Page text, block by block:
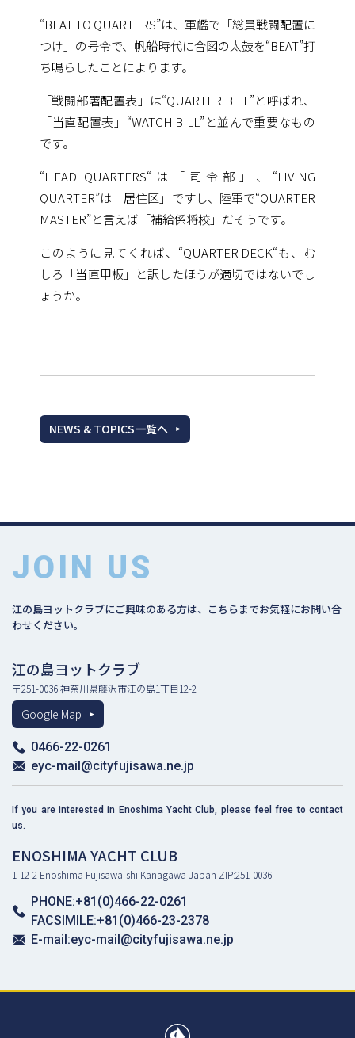
“BEAT TO QUARTERS”は、軍艦で「総員戦闘配置に
つけ」の号令で、帆船時代に合図の太鼓を“BEAT”打
ち鳴らしたことによります。
「戦闘部署配置表」は“QUARTER BILL”と呼ばれ、
「当直配置表」“WATCH BILL”と並んで重要なもの
です。
“HEAD QUARTERS“は「司令部」、“LIVING
QUARTER”は「居住区」ですし、陸軍で“QUARTER
MASTER”と言えば「補給係将校」だそうです。
このように見てくれば、“QUARTER DECK“も、む
しろ「当直甲板」と訳したほうが適切ではないでし
ょうか。
NEWS & TOPICS一覧へ
JOIN US
江の島ヨットクラブにご興味のある方は、こちらまでお気軽にお問い合
わせください。
江の島ヨットクラブ
〒251-0036 神奈川県藤沢市江の島1丁目12-2
Google Map
0466-22-0261
eyc-mail@cityfujisawa.ne.jp
If you are interested in Enoshima Yacht Club, please feel free to contact
us.
ENOSHIMA YACHT CLUB
1-12-2 Enoshima Fujisawa-shi Kanagawa Japan ZIP:251-0036
PHONE:+81(0)466-22-0261
FACSIMILE:+81(0)466-23-2378
E-mail:eyc-mail@cityfujisawa.ne.jp